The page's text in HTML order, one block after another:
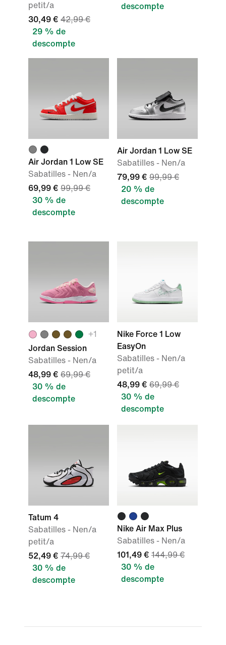
petit/a
30,49 € 42,99 €
29 % de
descompte
descompte
Air Jordan 1 Low SE
Sabatilles - Nen/a
69,99 € 99,99 €
30 % de
descompte
Air Jordan 1 Low SE
Sabatilles - Nen/a
79,99 € 99,99 €
20 % de
descompte
+1
Jordan Session
Sabatilles - Nen/a
48,99 € 69,99 €
30 % de
descompte
Nike Force 1 Low
EasyOn
Sabatilles - Nen/a
petit/a
48,99 € 69,99 €
30 % de
descompte
Tatum 4
Sabatilles - Nen/a
petit/a
52,49 € 74,99 €
30 % de
descompte
Nike Air Max Plus
Sabatilles - Nen/a
101,49 € 144,99 €
30 % de
descompte